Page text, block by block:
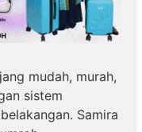
mudah, murah,
sistem
Samira